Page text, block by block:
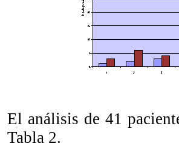
El análisis de 41
Tabla 2.